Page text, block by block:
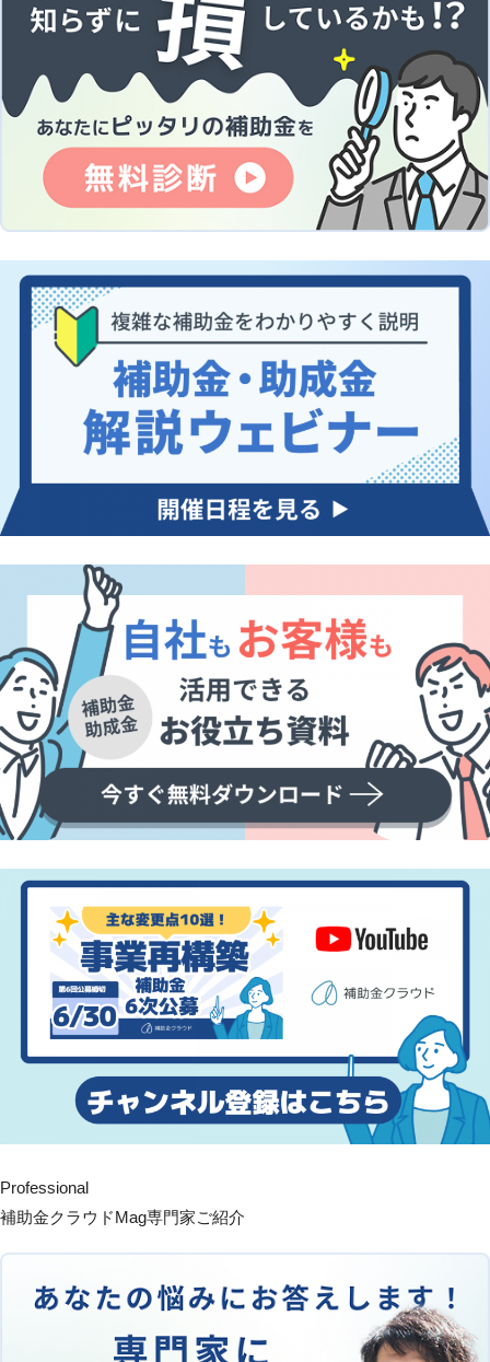
Professional
補助金クラウドMag専門家ご紹介